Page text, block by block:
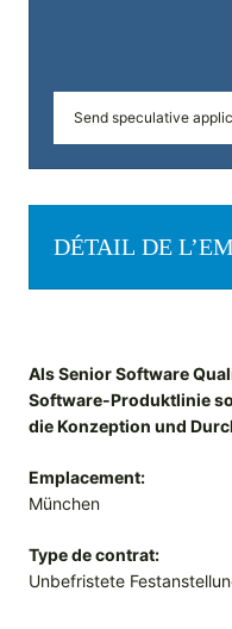
Send speculative
DÉTAIL DE
Als Senior Software
Software-Produktlinie
die Konzeption und
Emplacement:
München
Type de contrat:
Unbefristete